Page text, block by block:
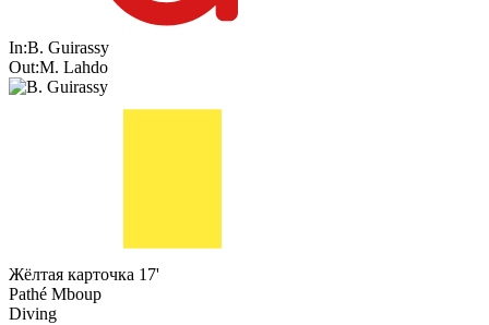
In:B. Guirassy
Out:M. Lahdo
Жёлтая карточка 17'
Pathé Mboup
Diving